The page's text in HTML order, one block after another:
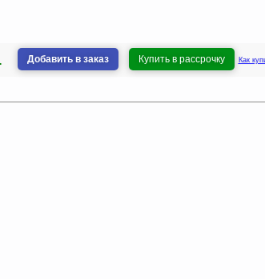
Добавить в заказ Купить в рассрочку Как